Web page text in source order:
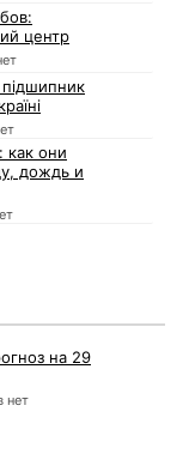
центр
как они
дождь и
на 29
нет